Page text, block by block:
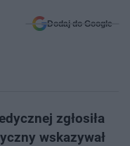
Dodaj do Google
zgłosiła
wskazywał